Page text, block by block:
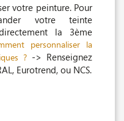
votre peinture. Pour
votre teinte
la 3ème
personnaliser la
? -> Renseignez
Eurotrend, ou NCS.